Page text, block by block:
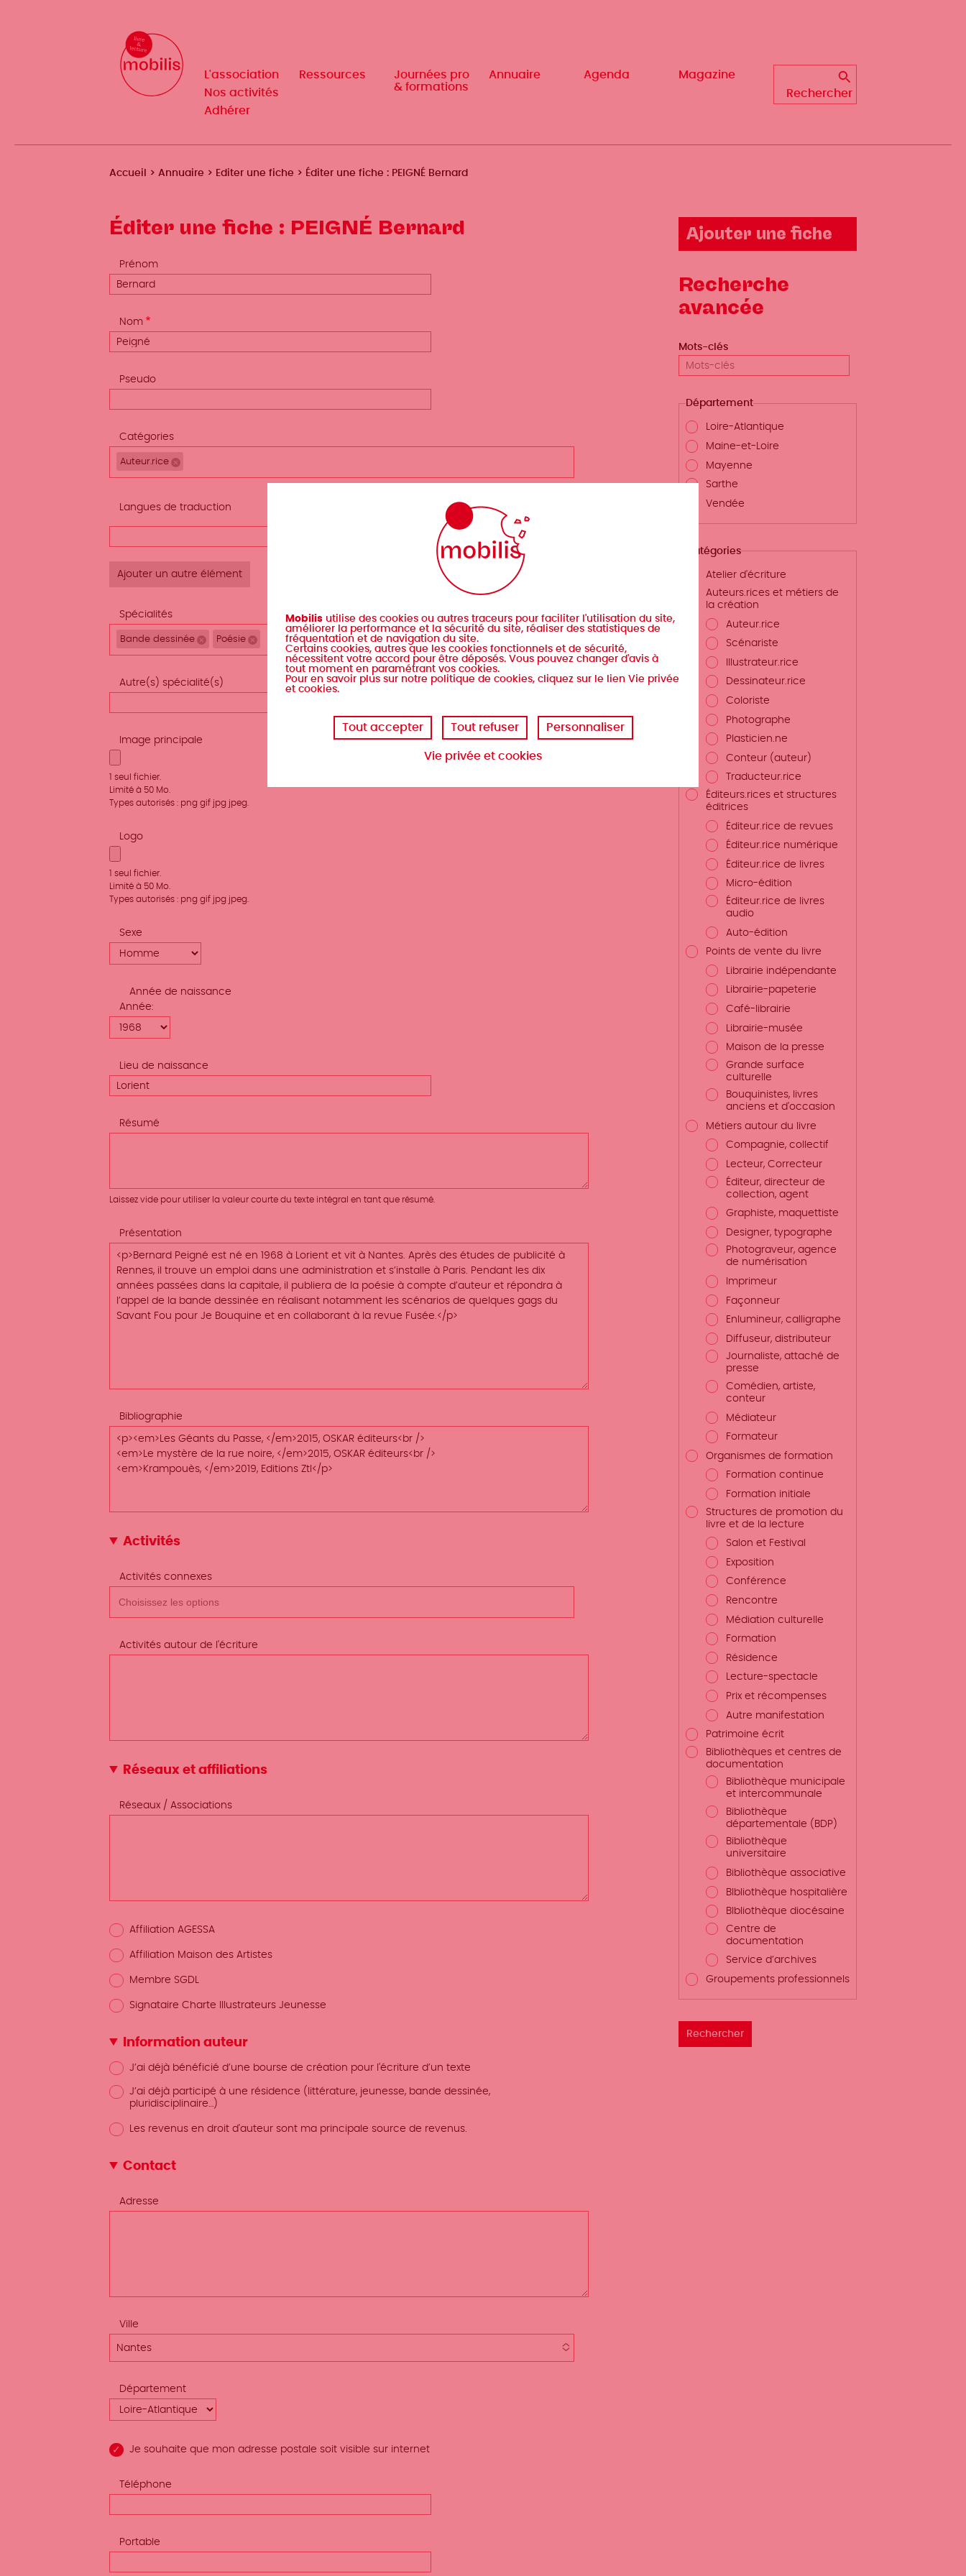
Mobilis
Navigation
principale
L'association
Nos activités
Adhérer
Ressources
Journées pro
& formations
Annuaire Agenda
Magazine
Rechercher
Fil
Accueil Annuaire Editer une fiche Éditer une fiche : PEIGNÉ Bernard
Ajouter une fiche
Recherche
avancée
Mots-clés
Département
Loire-Atlantique
Maine-et-Loire
Mayenne
Sarthe
Vendée
Catégories
Atelier d'écriture
Auteurs.rices et métiers de
la création
Auteur.rice
Scénariste
Illustrateur.rice
Dessinateur.rice
Coloriste
Photographe
Plasticien.ne
Conteur (auteur)
Traducteur.rice
Éditeurs.rices et structures
éditrices
Éditeur.rice de revues
Éditeur.rice numérique
Éditeur.rice de livres
Micro-édition
Éditeur.rice de livres
audio
Auto-édition
Points de vente du livre
Librairie indépendante
Librairie-papeterie
Café-librairie
Librairie-musée
Maison de la presse
Grande surface
culturelle
Bouquinistes, livres
anciens et d'occasion
Métiers autour du livre
Compagnie, collectif
Lecteur, Correcteur
Éditeur, directeur de
collection, agent
Graphiste, maquettiste
Designer, typographe
Photograveur, agence
de numérisation
Imprimeur
Façonneur
Enlumineur, calligraphe
Diffuseur, distributeur
Journaliste, attaché de
presse
Comédien, artiste,
conteur
Médiateur
Formateur
Organismes de formation
Formation continue
Formation initiale
Structures de promotion du
livre et de la lecture
Salon et Festival
Exposition
Conférence
Rencontre
Médiation culturelle
Formation
Résidence
Lecture-spectacle
Prix et récompenses
Autre manifestation
Patrimoine écrit
Bibliothèques et centres de
documentation
Bibliothèque municipale
et intercommunale
Bibliothèque
départementale (BDP)
Bibliothèque
universitaire
Bibliothèque associative
BIbliothèque hospitalière
BIbliothèque diocésaine
Centre de
documentation
Service d’archives
Groupements professionnels
Éditer une fiche : PEIGNÉ Bernard
Prénom
Nom
Pseudo
Catégories
Auteur.rice
Remove selection
Afficher
Langues de traduction
1)
Spécialités
Bande dessinée
Remove selection
Poésie
Remove selection
Autre(s) spécialité(s)
Image principale
1 seul fichier.
Limité à 50 Mo.
Types autorisés : png gif jpg jpeg.
Logo
1 seul fichier.
Limité à 50 Mo.
Types autorisés : png gif jpg jpeg.
Sexe
Année de naissance
Année
Lieu de naissance
Résumé
Laissez vide pour utiliser la valeur courte du texte intégral en tant que résumé.
Présentation
Bibliographie
Activités
Activités connexes
Activités autour de l'écriture
Réseaux et affiliations
Réseaux / Associations
Affiliation AGESSA
Affiliation Maison des Artistes
Membre SGDL
Signataire Charte Illustrateurs Jeunesse
Information auteur
J’ai déjà bénéficié d’une bourse de création pour l'écriture d’un texte
J’ai déjà participé à une résidence (littérature, jeunesse, bande dessinée,
pluridisciplinaire…)
Les revenus en droit d'auteur sont ma principale source de revenus.
Contact
Adresse
Ville
Nantes
Département
Je souhaite que mon adresse postale soit visible sur internet
Téléphone
Portable
Mobilis utilise des cookies ou autres traceurs pour faciliter l'utilisation du site,
améliorer la performance et la sécurité du site, réaliser des statistiques de
fréquentation et de navigation du site.
Certains cookies, autres que les cookies fonctionnels et de sécurité,
nécessitent votre accord pour être déposés. Vous pouvez changer d'avis à
tout moment en paramétrant vos cookies.
Pour en savoir plus sur notre politique de cookies, cliquez sur le lien Vie privée
et cookies.
Tout accepter Tout refuser Personnaliser
Vie privée et cookies